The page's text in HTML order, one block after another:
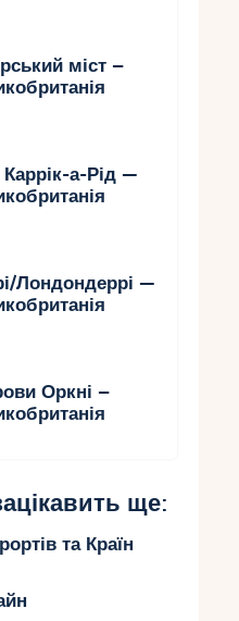
міст –
Каррік-а-Рід —
Лондондеррі —
Оркні –
ще:
та Країн